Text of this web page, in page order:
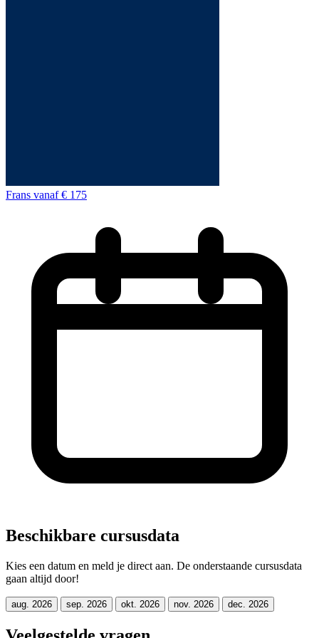
Frans vanaf € 175
Beschikbare cursusdata
Kies een datum en meld je direct aan. De onderstaande cursusdata
gaan altijd door!
aug. 2026 sep. 2026 okt. 2026 nov. 2026 dec. 2026